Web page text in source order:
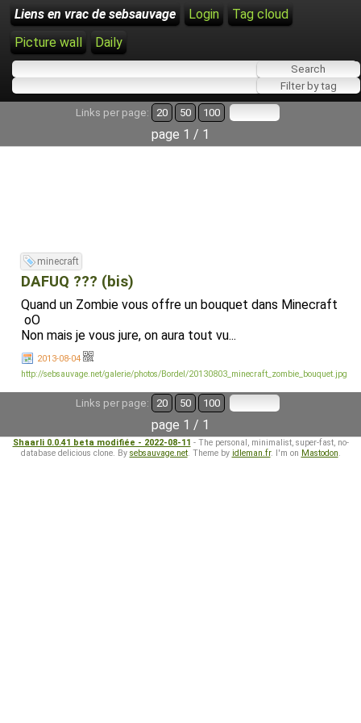
Liens en vrac de sebsauvage Login
Tag cloud
Picture wall
Daily
Links per page: 20 50 100
page 1 / 1
minecraft
DAFUQ ??? (bis)
Quand un Zombie vous offre un bouquet dans Minecraft
oO
Non mais je vous jure, on aura tout vu...
2013-08-04
http://sebsauvage.net/galerie/photos/Bordel/20130803_minecraft_zombie_bouquet.jpg
Links per page: 20 50 100
page 1 / 1
Shaarli 0.0.41 beta modifiée - 2022-08-11 - The personal, minimalist, super-fast, no-
database delicious clone. By sebsauvage.net. Theme by idleman.fr. I'm on Mastodon.